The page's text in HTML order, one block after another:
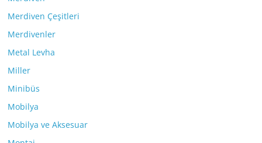
Merdiven Çeşitleri
Merdivenler
Metal Levha
Miller
Minibüs
Mobilya
Mobilya ve Aksesuar